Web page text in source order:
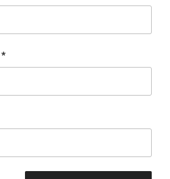
*